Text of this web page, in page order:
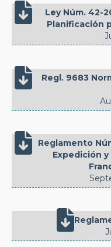

Ley Núm. 42-
Planificación

Regl. 9683

Reglamento
Expedición
